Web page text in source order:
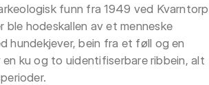
funn fra 1949 ved Kvarntorp
ble hodeskallen av et menneske
hundekjever, bein fra et føll og en
en ku og to uidentifiserbare ribbein, alt